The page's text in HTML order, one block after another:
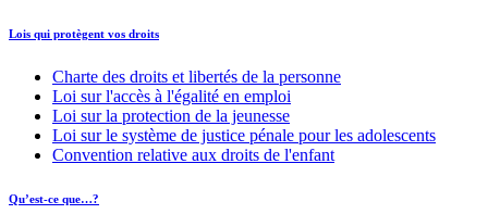
Lois qui protègent vos droits
Charte des droits et libertés de la personne
Loi sur l'accès à l'égalité en emploi
Loi sur la protection de la jeunesse
Loi sur le système de justice pénale pour les adolescents
Convention relative aux droits de l'enfant
Qu’est-ce que…?